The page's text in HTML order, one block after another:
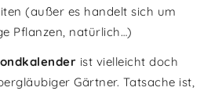
(außer es handelt sich um
Pflanzen, natürlich…)
ist vielleicht doch
Gärtner. Tatsache ist,